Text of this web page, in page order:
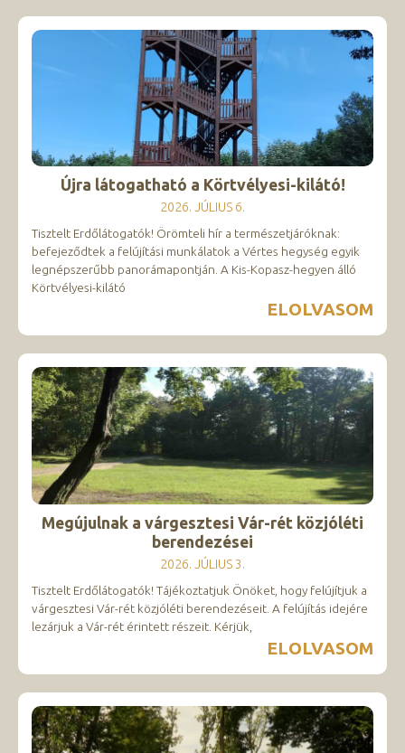
Újra látogatható a Körtvélyesi-kilátó!
2026. JÚLIUS 6.
Tisztelt Erdőlátogatók! Örömteli hír a természetjáróknak:
befejeződtek a felújítási munkálatok a Vértes hegység egyik
legnépszerűbb panorámapontján. A Kis-Kopasz-hegyen álló
Körtvélyesi-kilátó
ELOLVASOM
Megújulnak a várgesztesi Vár-rét közjóléti
berendezései
2026. JÚLIUS 3.
Tisztelt Erdőlátogatók! Tájékoztatjuk Önöket, hogy felújítjuk a
várgesztesi Vár-rét közjóléti berendezéseit. A felújítás idejére
lezárjuk a Vár-rét érintett részeit. Kérjük,
ELOLVASOM